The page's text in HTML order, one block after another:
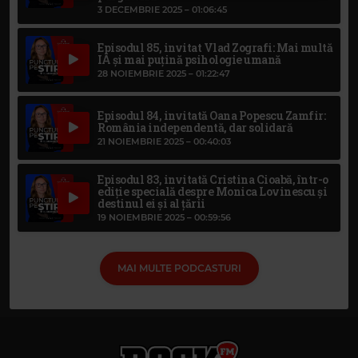
3 DECEMBRIE 2025 – 01:06:45
Episodul 85, invitat Vlad Zografi: Mai multă
IA și mai puțină psihologie umană
28 NOIEMBRIE 2025 – 01:22:47
Episodul 84, invitată Oana Popescu Zamfir:
România independentă, dar solidară
21 NOIEMBRIE 2025 – 00:40:03
Episodul 83, invitată Cristina Cioabă, într-o
ediție specială despre Monica Lovinescu și
destinul ei și al țării
19 NOIEMBRIE 2025 – 00:59:56
MAI MULTE PODCASTURI